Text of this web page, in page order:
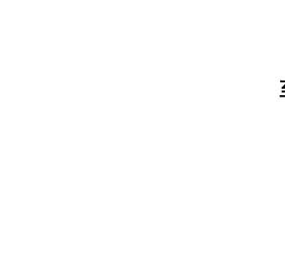
至急の